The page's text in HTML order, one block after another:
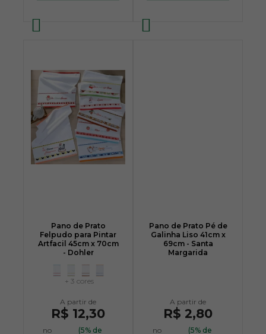
Pano de Prato
Felpudo para Pintar
Artfacil 45cm x 70cm
- Dohler
+ 3 cores
R$ 12,30
no (5% de
Pano de Prato Pé de
Galinha Liso 41cm x
69cm - Santa
Margarida
R$ 2,80
no (5% de